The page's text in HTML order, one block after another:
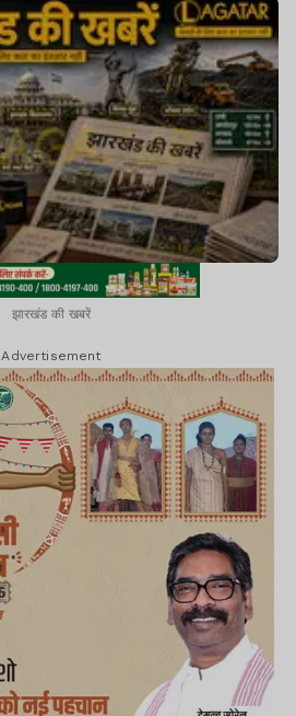
झारखंड की खबरें
Advertisement